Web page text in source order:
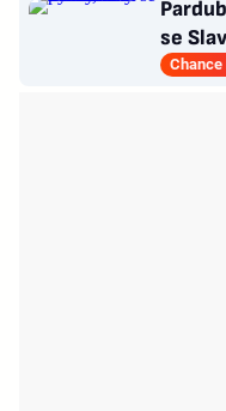
se
Chance